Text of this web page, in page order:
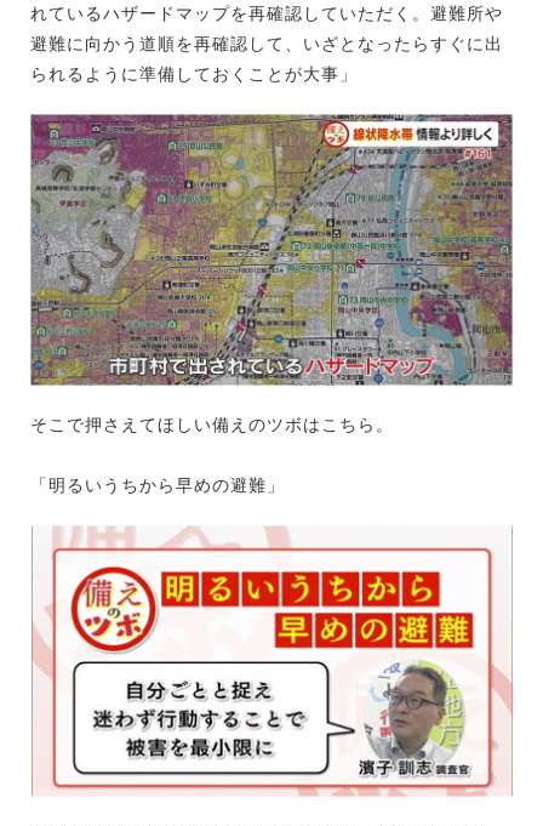
れているハザードマップを再確認していただく。避難所や
避難に向かう道順を再確認して、いざとなったらすぐに出
られるように準備しておくことが大事」
そこで押さえてほしい備えのツボはこちら。
「明るいうちから早めの避難」